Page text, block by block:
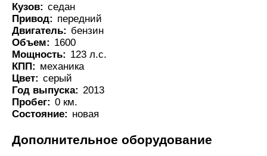
Кузов: седан
Привод: передний
Двигатель: бензин
Объем: 1600
Мощность: 123 л.с.
КПП: механика
Цвет: серый
Год выпуска: 2013
Пробег: 0 км.
Состояние: новая
Дополнительное оборудование